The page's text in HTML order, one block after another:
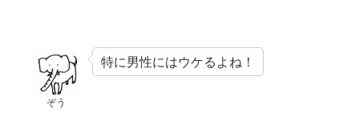
ぞう
特に男性にはウケるよね！